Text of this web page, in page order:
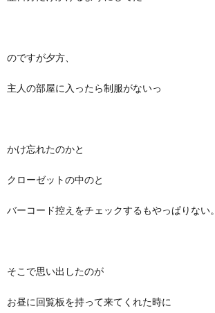
のですが夕方、
主人の部屋に入ったら制服がないっ
かけ忘れたのかと
クローゼットの中のと
バーコード控えをチェックするもやっぱりない。
そこで思い出したのが
お昼に回覧板を持って来てくれた時に